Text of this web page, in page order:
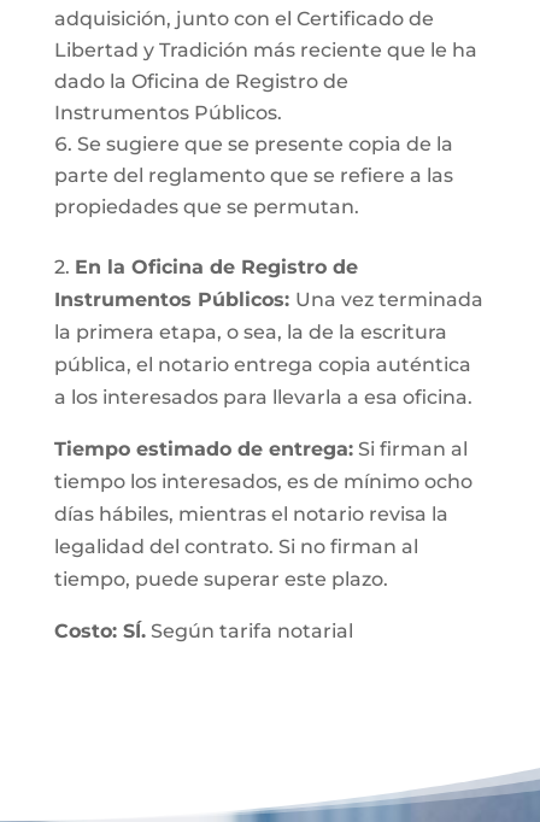
adquisición, junto con el Certificado de
Libertad y Tradición más reciente que le ha
dado la Oficina de Registro de
Instrumentos Públicos.
Se sugiere que se presente copia de la
parte del reglamento que se refiere a las
propiedades que se permutan.
2. En la Oficina de Registro de
Instrumentos Públicos: Una vez terminada
la primera etapa, o sea, la de la escritura
pública, el notario entrega copia auténtica
a los interesados para llevarla a esa oficina.
Tiempo estimado de entrega:Si firman al
tiempo los interesados, es de mínimo ocho
días hábiles, mientras el notario revisa la
legalidad del contrato. Si no firman al
tiempo, puede superar este plazo.
Costo: SÍ.Según tarifa notarial